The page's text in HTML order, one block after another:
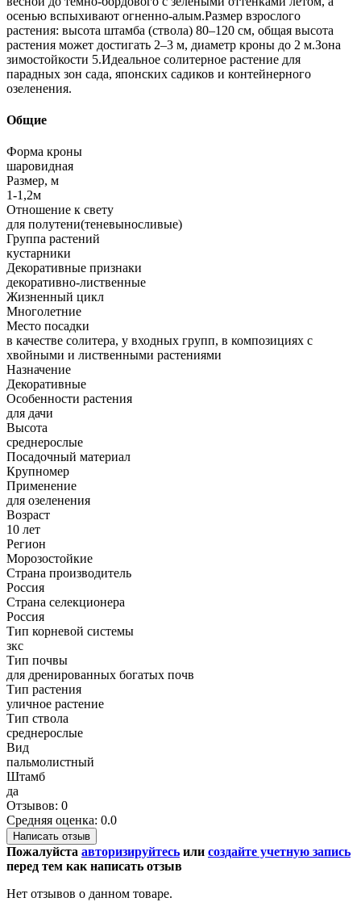
осенью вспыхивают огненно-алым.Размер взрослого
растения: высота штамба (ствола) 80–120 см, общая высота
растения может достигать 2–3 м, диаметр кроны до 2 м.Зона
зимостойкости 5.Идеальное солитерное растение для
парадных зон сада, японских садиков и контейнерного
озеленения.
Общие
Форма кроны
шаровидная
Размер, м
1-1,2м
Отношение к свету
для полутени(теневыносливые)
Группа растений
кустарники
Декоративные признаки
декоративно-лиственные
Жизненный цикл
Многолетние
Место посадки
в качестве солитера, у входных групп, в композициях с
хвойными и лиственными растениями
Назначение
Декоративные
Особенности растения
для дачи
Высота
среднерослые
Посадочный материал
Крупномер
Применение
для озеленения
Возраст
10 лет
Регион
Морозостойкие
Страна производитель
Россия
Страна селекционера
Россия
Тип корневой системы
зкс
Тип почвы
для дренированных богатых почв
Тип растения
уличное растение
Тип ствола
среднерослые
Вид
пальмолистный
Штамб
да
Отзывов: 0
Средняя оценка: 0.0
Написать отзыв
Пожалуйста авторизируйтесь или создайте учетную запись
перед тем как написать отзыв
Нет отзывов о данном товаре.